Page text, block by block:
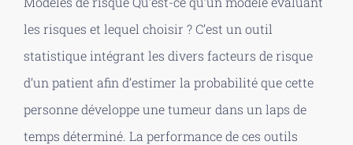
les risques et lequel choisir ? C’est un outil
statistique intégrant les divers facteurs de risque
d’un patient afin d’estimer la probabilité que cette
personne développe une tumeur dans un laps de
temps déterminé. La performance de ces outils